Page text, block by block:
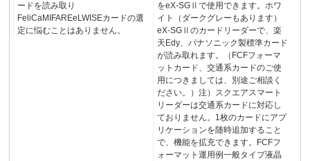
ードを読み取り
FeliCaMIFAREeLWISEカードの選
定に悩むことはありません。
をeX-SGⅡで使用できます。ホワ
イト（ダークグレーもあります）
eX-SGⅡのカードリーダーで、楽
天Edy、パナソニック製標準カード
が読み取れます。（FCFフォーマ
ットカード、交通系カードのご使
用につきましては、別途ご相談く
ださい。）注）スクエアスマート
リーダーは交通系カードに対応し
ておりません。1枚のカードにアプ
リケーションを随時追加すること
で、機能を拡充できます。FCFフ
ォーマット運用例一般タイプ液晶